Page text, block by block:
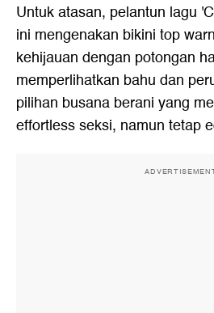
Untuk atasan, pelantun lagu
ini mengenakan bikini top
kehijauan dengan potongan
memperlihatkan bahu dan
pilihan busana berani yang
effortless seksi, namun tetap